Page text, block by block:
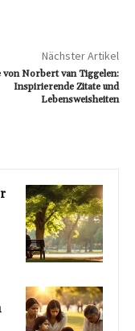
Nächster Artikel
von Norbert van Tiggelen:
Inspirierende Zitate und
Lebensweisheiten